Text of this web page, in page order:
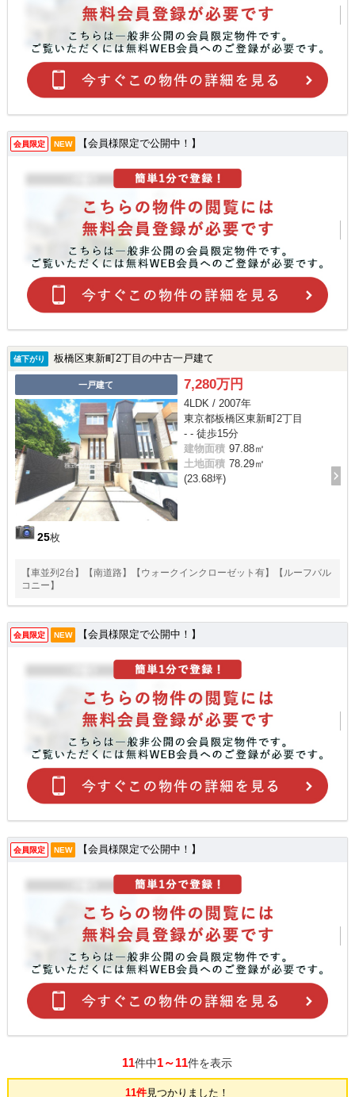
会員限定 NEW 【会員様限定で公開中！】
値下がり 板橋区東新町2丁目の中古一戸建て
一戸建て
25枚
7,280万円
4LDK / 2007年
東京都板橋区東新町2丁目
- - 徒歩15分
建物面積 97.88㎡
土地面積 78.29㎡
(23.68坪)
【車並列2台】【南道路】【ウォークインクローゼット有】【ルーフバル
コニー】
会員限定 NEW 【会員様限定で公開中！】
会員限定 NEW 【会員様限定で公開中！】
11件中1～11件を表示
11件見つかりました！